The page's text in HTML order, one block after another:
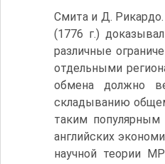
Смита и Д. Рикардо.
(1776 г.)
различные
отдельными
обмена должно
складыванию
таким
английских
научной теории